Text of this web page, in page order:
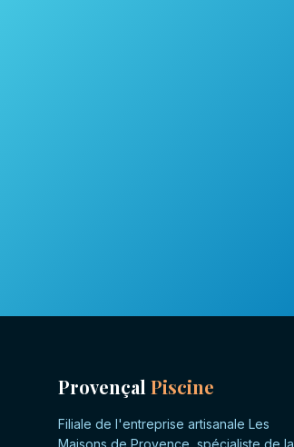
Provençal Piscine
Filiale de l'entreprise artisanale Les
Maisons de Provence, spécialiste de la